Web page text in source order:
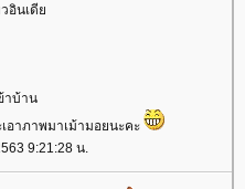
วอินเดี
าบ้าน
อาภาพมาเม้ามอยนะคะ
9:21:28 น.